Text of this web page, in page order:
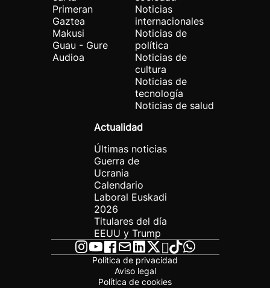
Primeran
Gaztea
Makusi
Guau - Gure
Audioa
Noticias
internacionales
Noticias de
política
Noticias de
cultura
Noticias de
tecnología
Noticias de salud
Actualidad
Últimas noticias
Guerra de
Ucrania
Calendario
Laboral Euskadi
2026
Titulares del día
EEUU y Trump
Política de privacidad
Aviso legal
Política de cookies